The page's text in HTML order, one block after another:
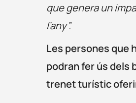
que genera un
l’any”.
Les persones que
podran fer ús dels
trenet turístic